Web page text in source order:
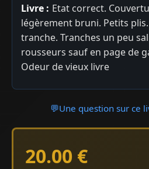
Livre : Etat correct.
légèrement bruni. Petits
tranche. Tranches un peu
rousseurs sauf en page de
Odeur de vieux livre
💬Une question sur ce
20.00 €